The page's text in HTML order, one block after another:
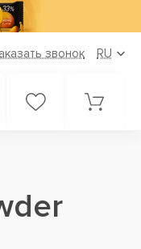
звонок RU